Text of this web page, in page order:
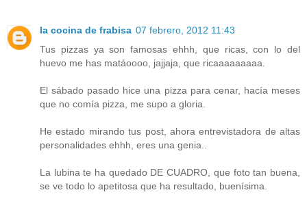
la cocina de frabisa 07 febrero, 2012 11:43
Tus pizzas ya son famosas ehhh, que ricas, con lo del
huevo me has matáoooo, jajjaja, que ricaaaaaaaaa.
El sábado pasado hice una pizza para cenar, hacía meses
que no comía pizza, me supo a gloria.
He estado mirando tus post, ahora entrevistadora de altas
personalidades ehhh, eres una genia..
La lubina te ha quedado DE CUADRO, que foto tan buena,
se ve todo lo apetitosa que ha resultado, buenísima.